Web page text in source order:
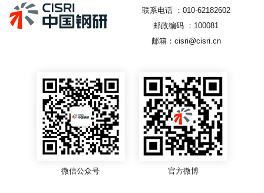
联系电话 ：010-62182602
邮政编码 ：100081
邮箱：cisri@cisri.cn
微信公众号 官方微博